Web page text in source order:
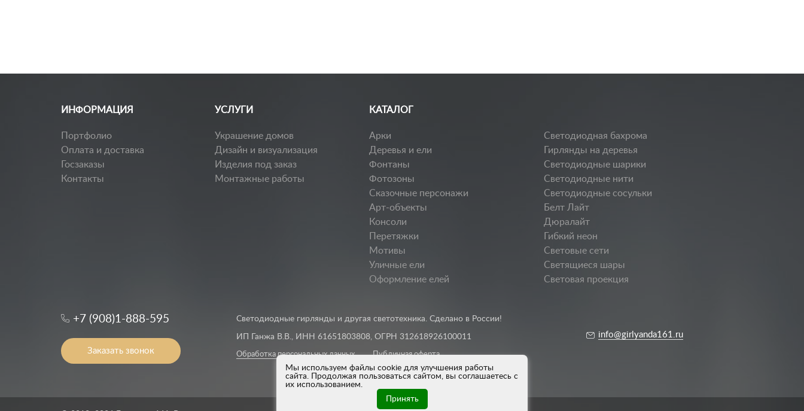
ИНФОРМАЦИЯ
Портфолио
Оплата и доставка
Госзаказы
Контакты
УСЛУГИ
Украшение домов
Дизайн и визуализация
Изделия под заказ
Монтажные работы
КАТАЛОГ
Арки
Деревья и ели
Фонтаны
Фотозоны
Сказочные персонажи
Арт-объекты
Консоли
Перетяжки
Мотивы
Уличные ели
Оформление елей
Светодиодная бахрома
Гирлянды на деревья
Светодиодные шарики
Светодиодные нити
Светодиодные сосульки
Белт Лайт
Дюралайт
Гибкий неон
Световые сети
Светящиеся шары
Световая проекция
+7 (908)1-888-595
Заказать звонок
Светодиодные гирлянды и другая светотехника. Сделано в России!
ИП Ганжа В.В., ИНН 61651803808, ОГРН 312618926100011
Обработка персональных данных Публичная оферта
info@girlyanda161.ru
Мы используем файлы cookie для улучшения работы
сайта. Продолжая пользоваться сайтом, вы соглашаетесь с
их использованием.
Принять